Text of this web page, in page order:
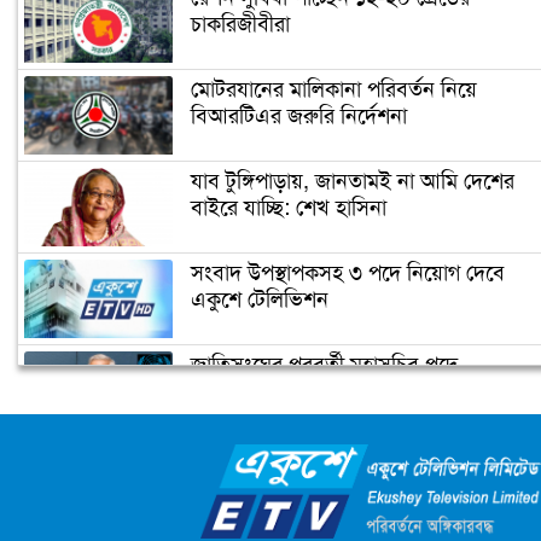
শহীদ ডা. মিলন দিবস আজ
মুনীর চৌধুরীর জন্মদিনে গুগলের ডুডল
চাকরিজীবীরা
মোটরযানের মালিকানা পরিবর্তন নিয়ে
বিআরটিএর জরুরি নির্দেশনা
যাব টুঙ্গিপাড়ায়, জানতামই না আমি দেশের
বাইরে যাচ্ছি: শেখ হাসিনা
সংবাদ উপস্থাপকসহ ৩ পদে নিয়োগ দেবে
একুশে টেলিভিশন
জাতিসংঘের পরবর্তী মহাসচিব পদে
ক্যাম্পাস অ্যাম্বাসেডর নিয়োগ দিচ্ছে একুশে
টেলিভিশন